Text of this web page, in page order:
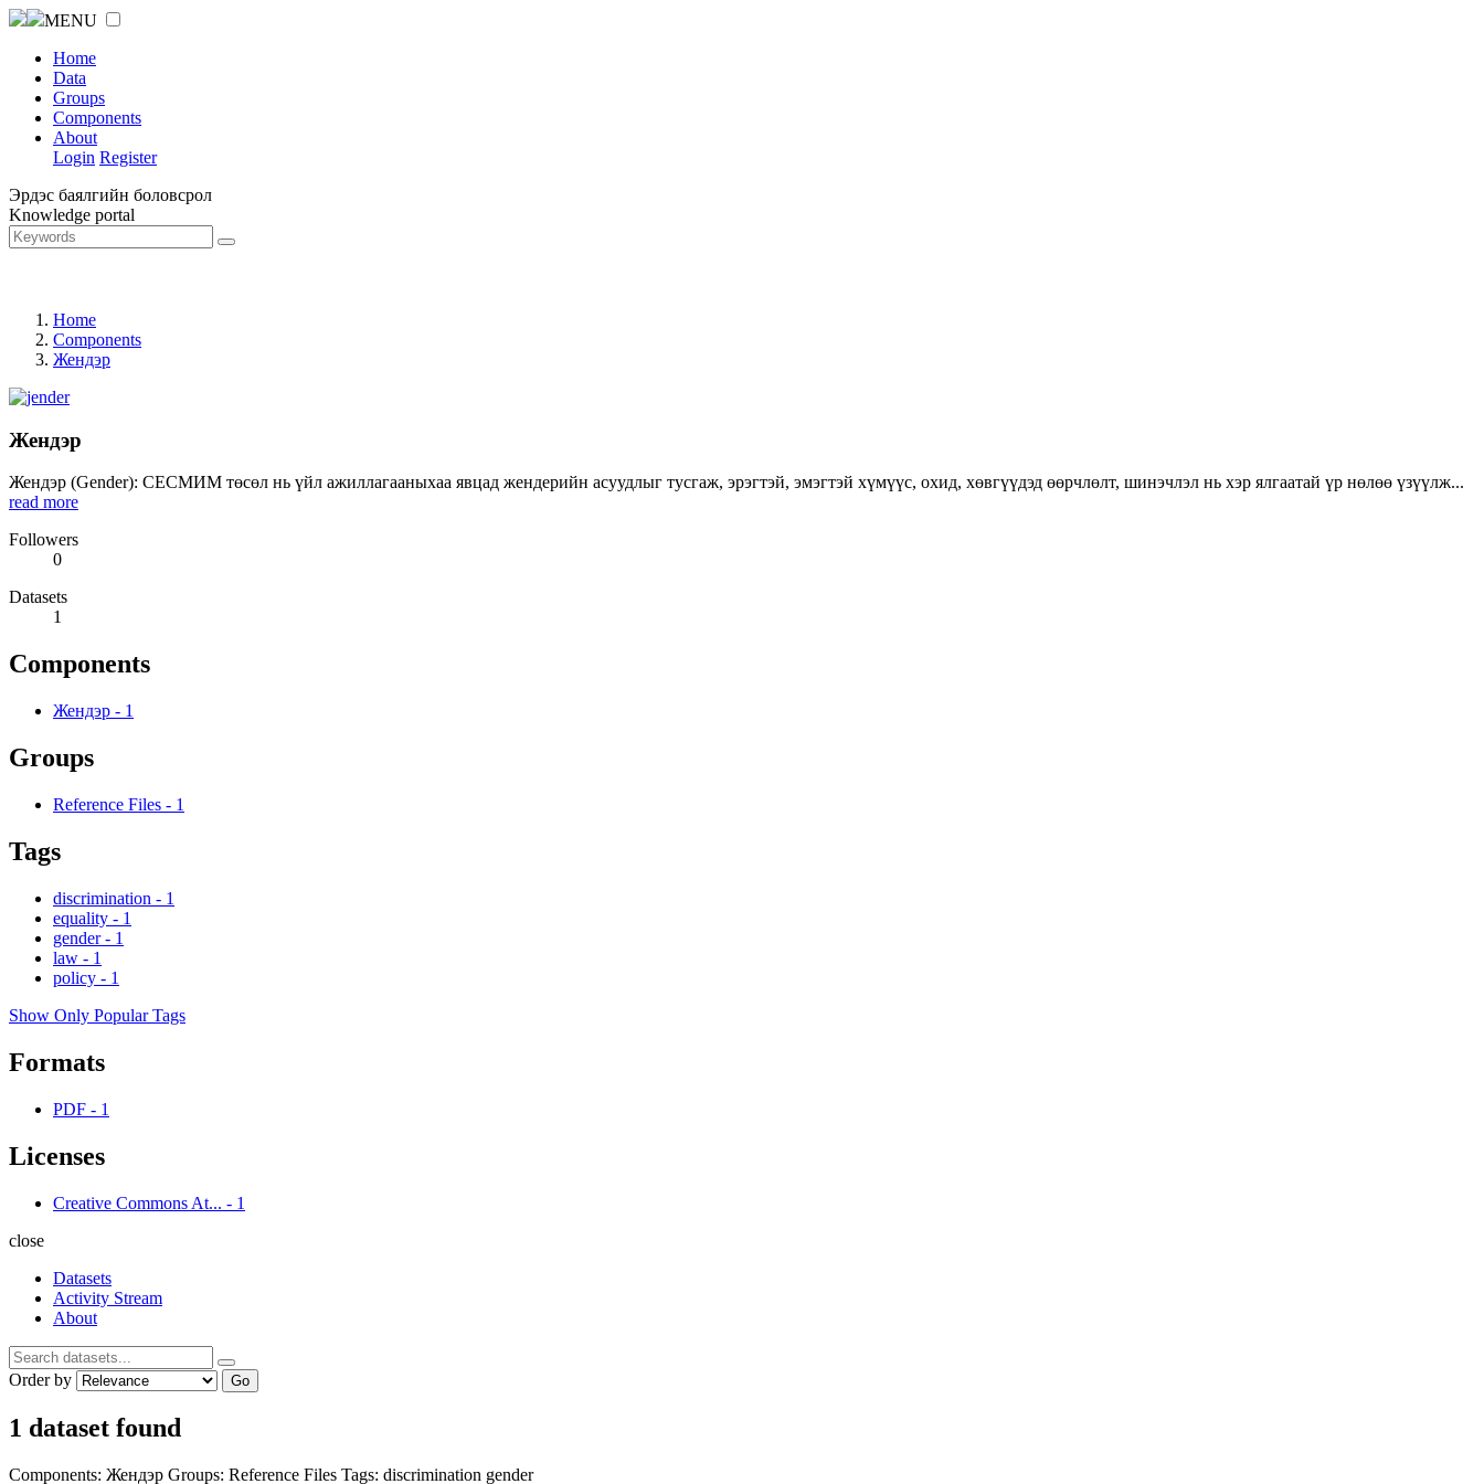
MENU
Home
Data
Groups
Components
About
Login Register
Эрдэс баялгийн боловсрол
Knowledge portal
Home
Components
Жендэр
Жендэр
Жендэр (Gender): СЕСМИМ төсөл нь үйл ажиллагааныхаа явцад жендерийн асуудлыг тусгаж, эрэгтэй, эмэгтэй хүмүүс, охид, хөвгүүдэд өөрчлөлт, шинэчлэл нь хэр ялгаатай үр нөлөө үзүүлж...
read more
Followers
0
Datasets
1
Components
Жендэр - 1
Groups
Reference Files - 1
Tags
discrimination - 1
equality - 1
gender - 1
law - 1
policy - 1
Show Only Popular Tags
Formats
PDF - 1
Licenses
Creative Commons At... - 1
close
Datasets
Activity Stream
About
Order by Go
1 dataset found
Components: Жендэр Groups: Reference Files Tags: discrimination gender